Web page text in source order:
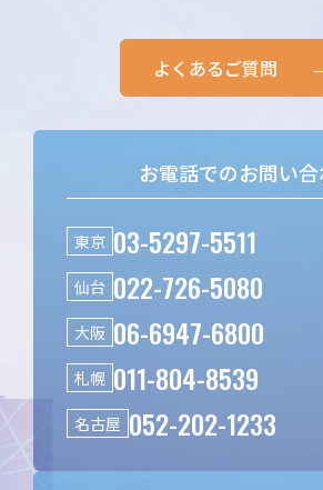
よくあるご質問
お電話でのお問い
東京 03-5297-5511
仙台 022-726-5080
大阪 06-6947-6800
札幌 011-804-8539
名古屋 052-202-1233